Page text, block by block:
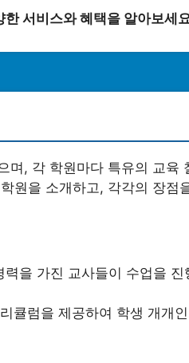
서비스와 혜택을 알아보세
며, 각 학원마다 특유의 교육
원을 소개하고, 각각의 장점
력을 가진 교사들이 수업을
큘럼을 제공하여 학생 개개